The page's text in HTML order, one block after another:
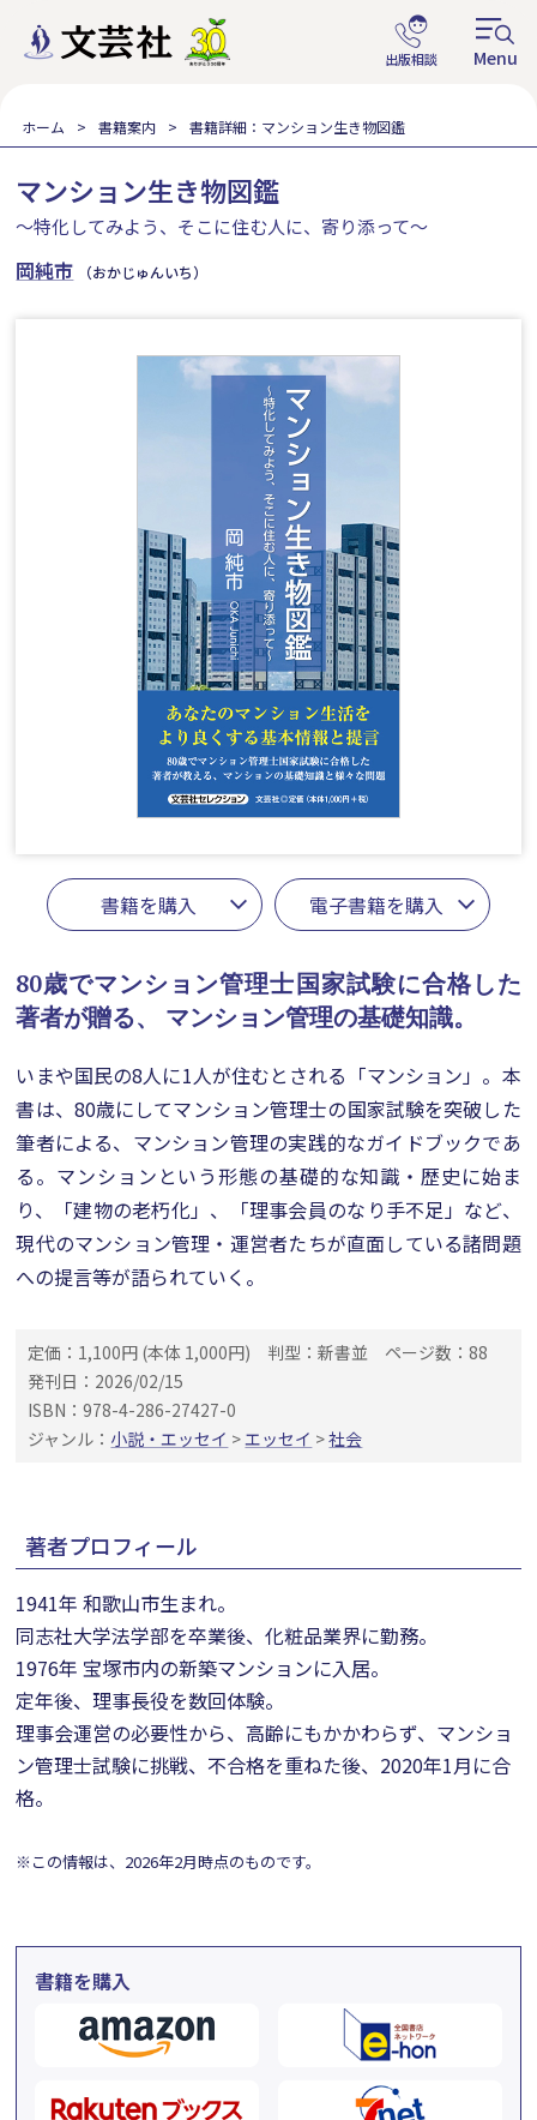
ホーム 書籍案内 書籍詳細：マンション生き物図鑑
マンション生き物図鑑
～特化してみよう、そこに住む人に、寄り添って～
岡純市 （おかじゅんいち）
書籍を購入 電子書籍を購入
80歳でマンション管理士国家試験に合格した
著者が贈る、
マンション管理の基礎知識。
いまや国民の8人に1人が住むとされる「マンション」。本
書は、80歳にしてマンション管理士の国家試験を突破した
筆者による、マンション管理の実践的なガイドブックであ
る。マンションという形態の基礎的な知識・歴史に始ま
り、「建物の老朽化」、「理事会員のなり手不足」など、
現代のマンション管理・運営者たちが直面している諸問題
への提言等が語られていく。
定価：1,100円 (本体 1,000円) 判型：新書並
ページ数：88
発刊日：2026/02/15
ISBN：978-4-286-27427-0
ジャンル： 小説・エッセイ >エッセイ >社会
著者プロフィール
1941年 和歌山市生まれ。
同志社大学法学部を卒業後、化粧品業界に勤務。
1976年 宝塚市内の新築マンションに入居。
定年後、理事長役を数回体験。
理事会運営の必要性から、高齢にもかかわらず、マンショ
ン管理士試験に挑戦、不合格を重ねた後、2020年1月に合
格。
※この情報は、2026年2月時点のものです。
書籍を購入